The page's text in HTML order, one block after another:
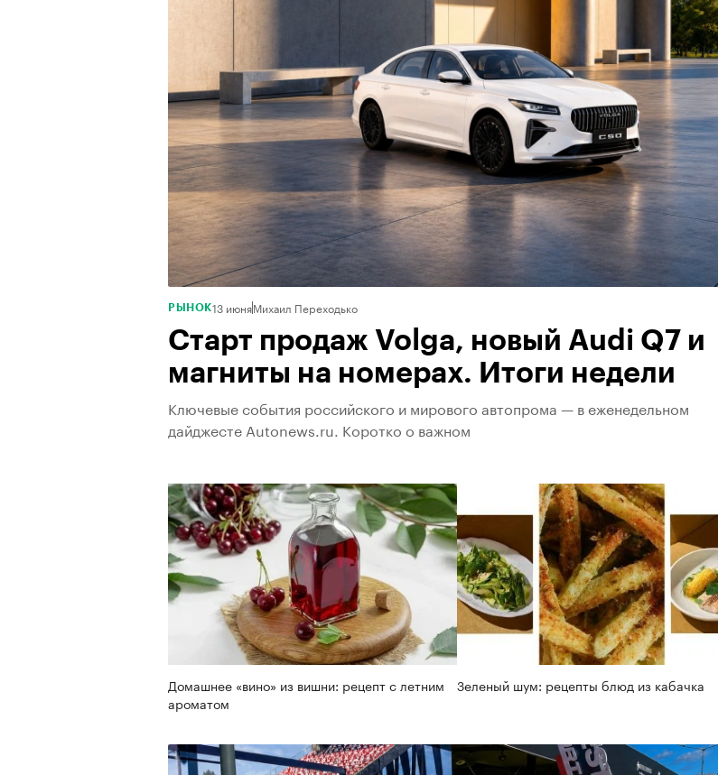
РЫНОК13 июняМихаил Переходько
Старт продаж Volga, новый Audi Q7 и
магниты на номерах. Итоги недели
Ключевые события российского и мирового автопрома — в еженедельном
дайджесте Autonews.ru. Коротко о важном
Домашнее «вино» из вишни: рецепт с летним
ароматом
Зеленый шум: рецепты блюд из кабачка